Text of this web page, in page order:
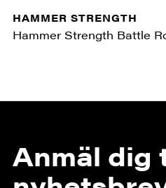
HAMMER STRENGTH
Hammer Strength Battle
Anmäl dig